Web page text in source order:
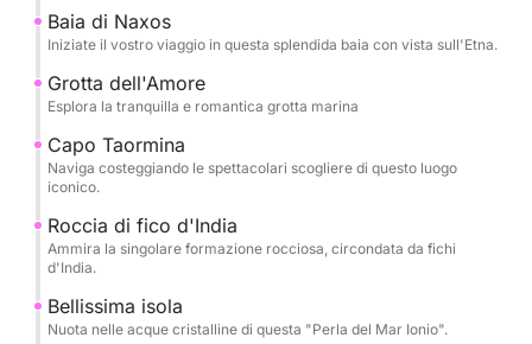
ascoltate la vostra musica preferita tramite
l'impianto audio di bordo. Il capitano e l'equipaggio
professionisti garantiranno una navigazione
tranquilla e sicura, permettendovi di rilassarvi
Il tour include:
- Baia di Naxos
- Grotta dell'Amore
- CapoTaormina
Baia di Naxos
Iniziate il vostro viaggio in questa splendida baia con vista sull'Etna.
Grotta dell'Amore
Esplora la tranquilla e romantica grotta marina
Capo Taormina
Naviga costeggiando le spettacolari scogliere di questo luogo
iconico.
Roccia di fico d'India
Ammira la singolare formazione rocciosa, circondata da fichi
d'India.
Bellissima isola
Nuota nelle acque cristalline di questa "Perla del Mar Ionio".